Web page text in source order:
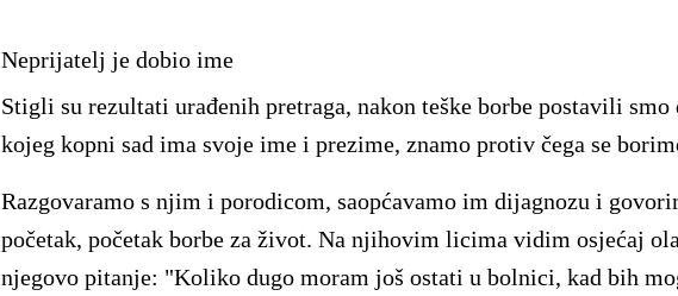
Neprijatelj je dobio ime
Stigli su rezultati urađenih pretraga, nakon teške borbe postavili
kojeg kopni sad ima svoje ime i prezime, znamo protiv čega se
Razgovaramo s njim i porodicom, saopćavamo im dijagnozu i
početak, početak borbe za život. Na njihovim licima vidim osjećaj
njegovo pitanje: "Koliko dugo moram još ostati u bolnici, kad bih